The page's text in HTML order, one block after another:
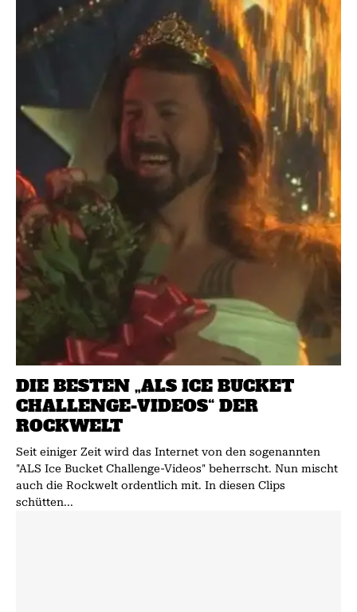
DIE BESTEN „ALS ICE BUCKET
CHALLENGE-VIDEOS“ DER
ROCKWELT
Seit einiger Zeit wird das Internet von den sogenannten
"ALS Ice Bucket Challenge-Videos" beherrscht. Nun mischt
auch die Rockwelt ordentlich mit. In diesen Clips
schütten...